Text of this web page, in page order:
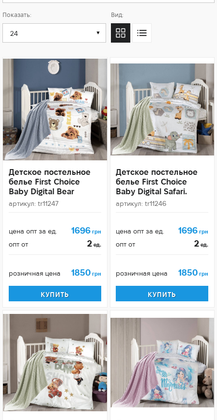
Показать: Вид:
Детское постельное
белье First Choice
Baby Digital Bear
артикул: tr11247
цена опт за ед. 1696 грн
опт от 2 ед.
розничная цена 1850 грн
КУПИТЬ
Детское постельное
белье First Choice
Baby Digital Safari.
артикул: tr11246
цена опт за ед. 1696 грн
опт от 2 ед.
розничная цена 1850 грн
КУПИТЬ